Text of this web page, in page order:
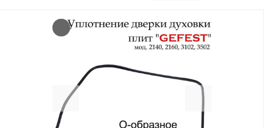
Previous Next